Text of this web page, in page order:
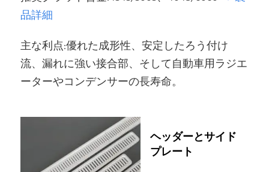
品詳細
主な利点:優れた成形性、安定したろう付け
流、漏れに強い接合部、そして自動車用ラジエ
ーターやコンデンサーの長寿命。
ヘッダーとサイド
プレート